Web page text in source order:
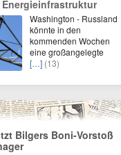
Washington - Russland
könnte in den
kommenden Wochen
eine großangelegte
[…] (13)
Bilgers Boni-Vorstoß